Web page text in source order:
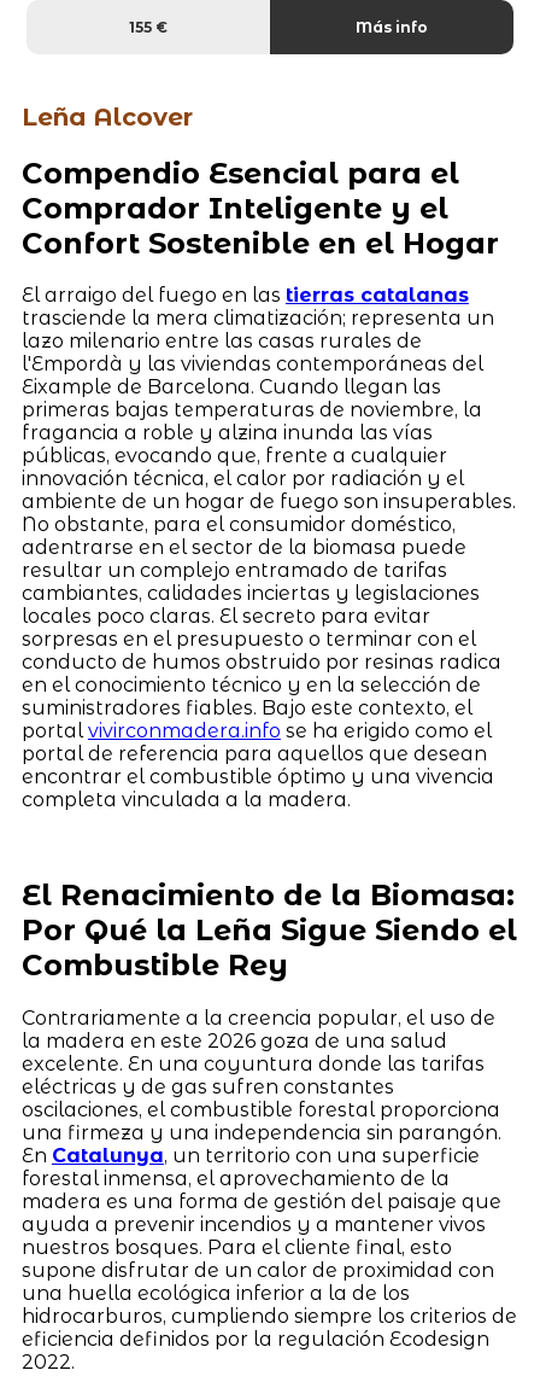
155 € Más info
Leña Alcover
Compendio Esencial para el
Comprador Inteligente y el
Confort Sostenible en el Hogar
El arraigo del fuego en las tierras catalanas
trasciende la mera climatización; representa un
lazo milenario entre las casas rurales de
l'Empordà y las viviendas contemporáneas del
Eixample de Barcelona. Cuando llegan las
primeras bajas temperaturas de noviembre, la
fragancia a roble y alzina inunda las vías
públicas, evocando que, frente a cualquier
innovación técnica, el calor por radiación y el
ambiente de un hogar de fuego son insuperables.
No obstante, para el consumidor doméstico,
adentrarse en el sector de la biomasa puede
resultar un complejo entramado de tarifas
cambiantes, calidades inciertas y legislaciones
locales poco claras. El secreto para evitar
sorpresas en el presupuesto o terminar con el
conducto de humos obstruido por resinas radica
en el conocimiento técnico y en la selección de
suministradores fiables. Bajo este contexto, el
portalvivirconmadera.info se ha erigido como el
portal de referencia para aquellos que desean
encontrar el combustible óptimo y una vivencia
completa vinculada a la madera.
El Renacimiento de la Biomasa:
Por Qué la Leña Sigue Siendo el
Combustible Rey
Contrariamente a la creencia popular, el uso de
la madera en este 2026 goza de una salud
excelente. En una coyuntura donde las tarifas
eléctricas y de gas sufren constantes
oscilaciones, el combustible forestal proporciona
una firmeza y una independencia sin parangón.
En Catalunya, un territorio con una superficie
forestal inmensa, el aprovechamiento de la
madera es una forma de gestión del paisaje que
ayuda a prevenir incendios y a mantener vivos
nuestros bosques. Para el cliente final, esto
supone disfrutar de un calor de proximidad con
una huella ecológica inferior a la de los
hidrocarburos, cumpliendo siempre los criterios de
eficiencia definidos por la regulación Ecodesign
2022.